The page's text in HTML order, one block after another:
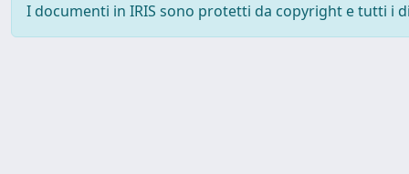
I documenti in IRIS sono protetti da copyright e tutti i